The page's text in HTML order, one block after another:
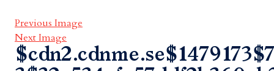
Previous Image
Next Image